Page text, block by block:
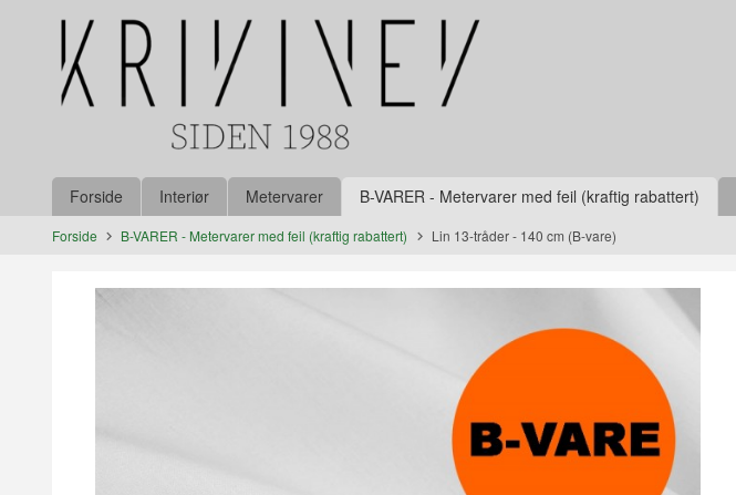
innholdet
Produkter
Forside Interiør Metervarer B-VARER - Metervarer med feil (kraftig rabattert)
Forside B-VARER - Metervarer med feil (kraftig rabattert) Lin 13-tråder - 140 cm (B-vare)